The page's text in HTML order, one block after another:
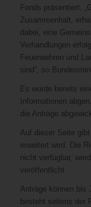
Fonds präsentiert.
Zusammenhalt,
dabei, eine
Verhandlungen
Feuerwehren und
sind“, so
Es wurde bereits
Informationen
die Anträge
Auf dieser Seite
erweitert wird. Die
nicht verfügbar,
veröffentlicht.
Anträge können bis
besteht seitens der